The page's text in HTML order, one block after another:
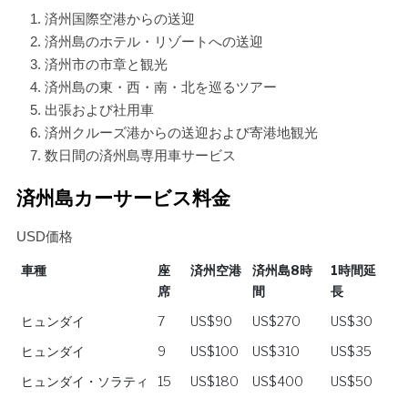
済州国際空港からの送迎
済州島のホテル・リゾートへの送迎
済州市の市章と観光
済州島の東・西・南・北を巡るツアー
出張および社用車
済州クルーズ港からの送迎および寄港地観光
数日間の済州島専用車サービス
済州島カーサービス料金
USD価格
車種
座
席
済州空港
済州島8時
間
1時間延
長
車種
座
済州空港
済州島8時
1時間延
ヒュンダイ 7 US$90 US$270
US$30
ヒュンダイ
9 US$100 US$310
US$35
ヒュンダイ・ソラティ
15 US$180 US$400 US$50